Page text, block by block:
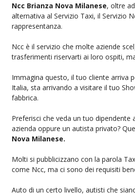
Ncc Brianza Nova Milanese, oltre
alternativa al Servizio Taxi, il Servizio
rappresentanza.
Ncc è il servizio che molte aziende
trasferimenti riservarti ai loro ospiti,
Immagina questo, il tuo cliente arriva
Italia, sta arrivando a visitare il tuo
fabbrica.
Preferisci che veda un tuo dipendente
azienda oppure un autista privato?
Nova Milanese.
Molti si pubblicizzano con la parola
come Ncc, ma ci sono dei requisiti
Auto di un certo livello, autisti che